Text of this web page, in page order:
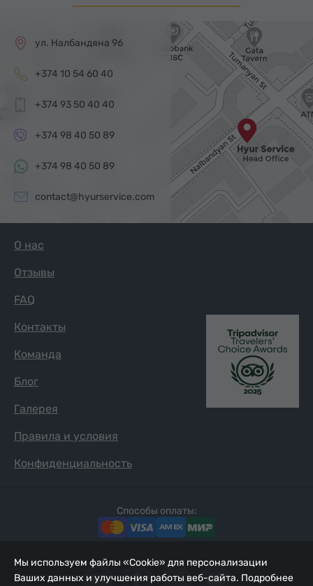
ул. Налбандяна 96
+374 10 54 60 40
+374 93 50 40 40
+374 98 40 50 89
+374 98 40 50 89
contact@hyurservice.com
О нас
Отзывы
FAQ
Контакты
Команда
Блог
Галерея
Правила и условия
Конфиденциальность
Способы оплаты:
Мы используем файлы «Cookie» для персонализации
Ваших данных и улучшения работы веб-сайта. Подробнее